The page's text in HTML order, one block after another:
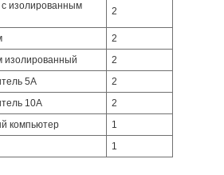
изолированным
2
2
изолированный
2
5А
2
10А
2
компьютер
1
1